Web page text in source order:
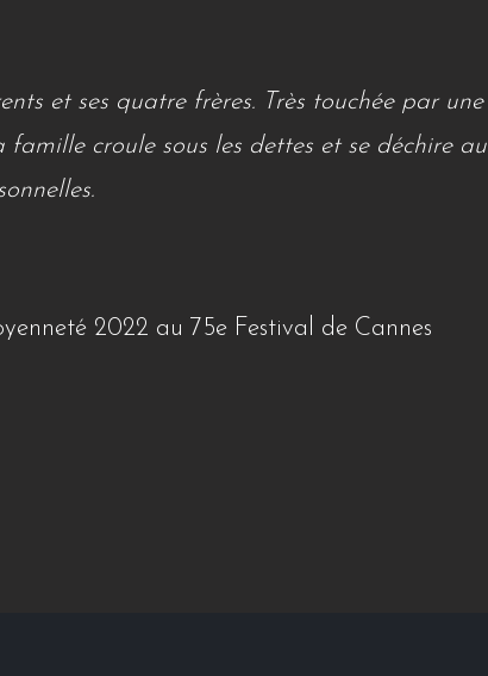
et ses quatre frères. Très touchée par une
famille croule sous les dettes et se déchire au
2022 au 75e Festival de Cannes